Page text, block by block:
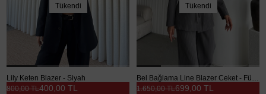
Tükendi
Lily Keten Blazer - Siyah
400,00 TL
800,00 TL
Tükendi
Bel Bağlama Line Blazer Ceket - Füme
699,00 TL
1.650,00 TL